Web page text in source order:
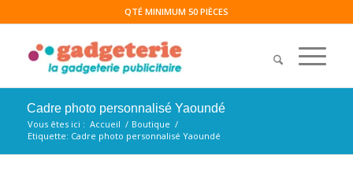
QTÉ MINIMUM 50 PIÈCES
Cadre photo personnalisé Yaoundé
Vous êtes ici : Accueil / Boutique /
Etiquette: Cadre photo personnalisé Yaoundé